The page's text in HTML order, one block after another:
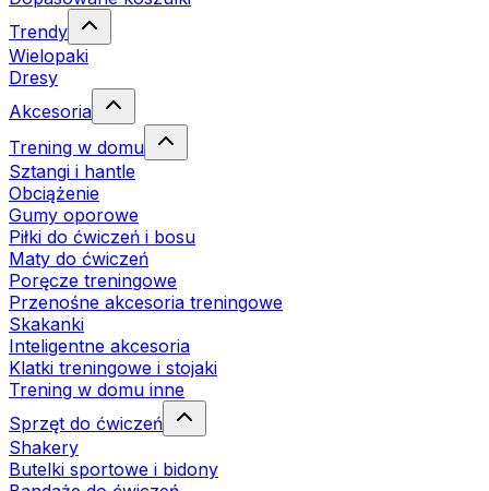
Trendy
Wielopaki
Dresy
Akcesoria
Trening w domu
Sztangi i hantle
Obciążenie
Gumy oporowe
Piłki do ćwiczeń i bosu
Maty do ćwiczeń
Poręcze treningowe
Przenośne akcesoria treningowe
Skakanki
Inteligentne akcesoria
Klatki treningowe i stojaki
Trening w domu inne
Sprzęt do ćwiczeń
Shakery
Butelki sportowe i bidony